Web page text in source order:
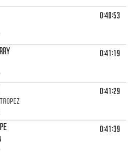
0:40:53
0:41:19
0:41:29
0:41:39